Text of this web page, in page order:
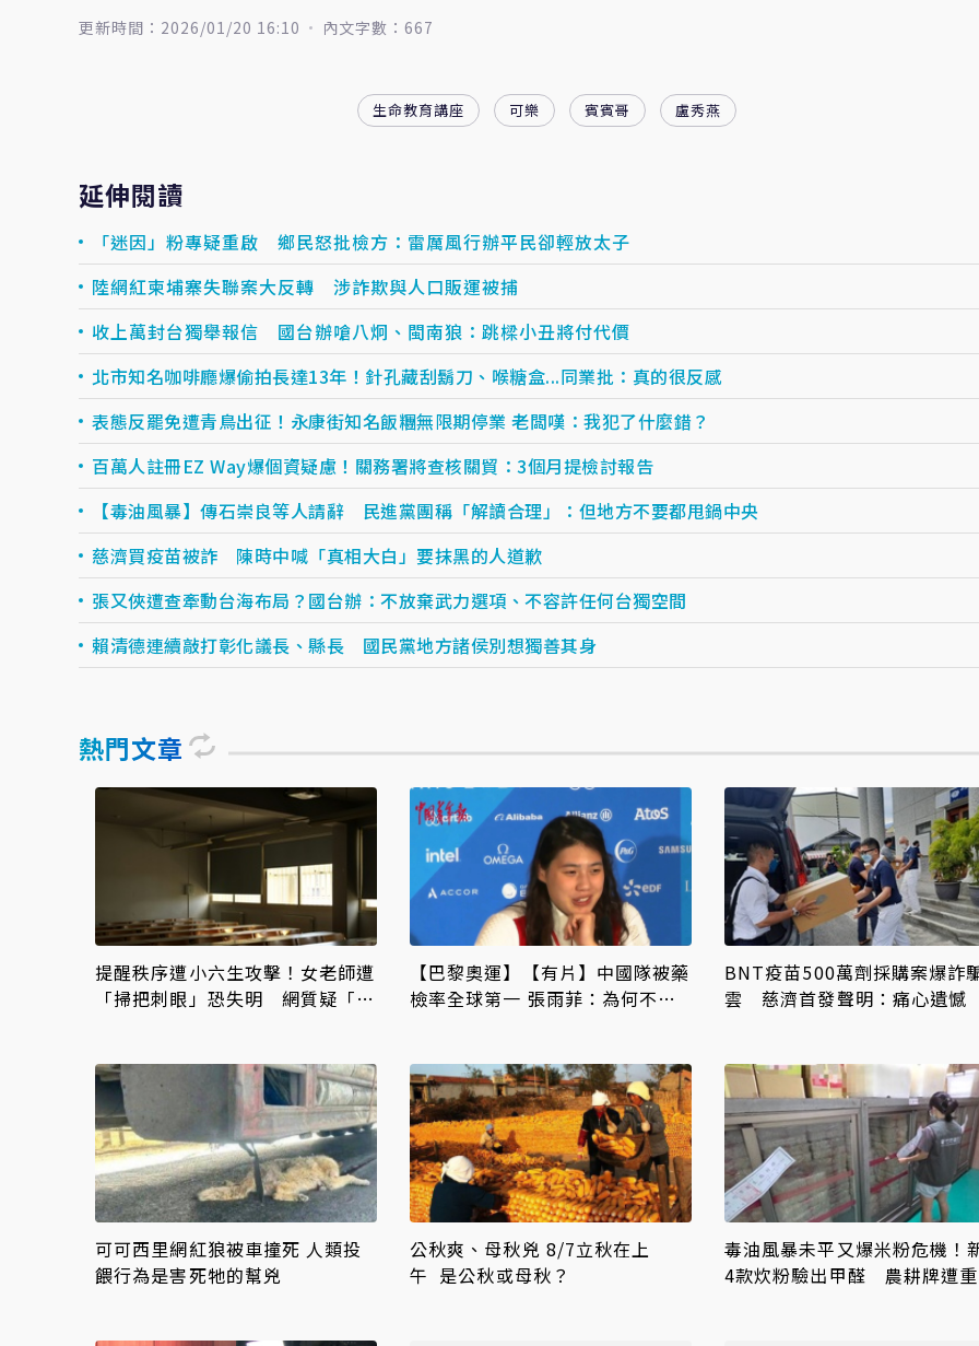
更新時間：2026/01/20 16:10 內文字數：667
生命教育講座 可樂 賓賓哥 盧秀燕
延伸閱讀
「迷因」粉專疑重啟 鄉民怒批檢方：雷厲風行辦平民卻輕放太子
陸網紅柬埔寨失聯案大反轉 涉詐欺與人口販運被捕
收上萬封台獨舉報信 國台辦嗆八炯、閩南狼：跳樑小丑將付代價
北市知名咖啡廳爆偷拍長達13年！針孔藏刮鬍刀、喉糖盒...同業批：真的很反感
表態反罷免遭青鳥出征！永康街知名飯糰無限期停業 老闆嘆：我犯了什麼錯？
百萬人註冊EZ Way爆個資疑慮！關務署將查核關貿：3個月提檢討報告
【毒油風暴】傳石崇良等人請辭 民進黨團稱「解讀合理」：但地方不要都甩鍋中央
慈濟買疫苗被詐 陳時中喊「真相大白」要抹黑的人道歉
張又俠遭查牽動台海布局？國台辦：不放棄武力選項、不容許任何台獨空間
賴清德連續敲打彰化議長、縣長 國民黨地方諸侯別想獨善其身
熱門文章
提醒秩序遭小六生攻擊！女老師遭
「掃把刺眼」恐失明 網質疑「共
【巴黎奧運】【有片】中國隊被藥
檢率全球第一 張雨菲：為何不質
BNT疫苗500萬劑採購案爆詐
雲 慈濟首發聲明：痛心遺
可可西里網紅狼被車撞死 人類投
餵行為是害死牠的幫兇
公秋爽、母秋兇 8/7立秋在上
午 是公秋或母秋？
毒油風暴未平又爆米粉危機！
4款炊粉驗出甲醛 農耕牌遭